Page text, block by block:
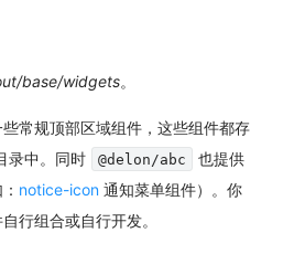
base/widgets。
常规顶部区域组件，这些组件都存
录中。同时 @delon/abc
也提供
notice-icon 通知菜单组件）。你
行组合或自行开发。